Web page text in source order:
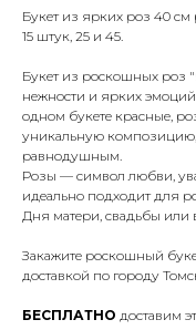
Букет из ярких роз 40 см
15 штук, 25 и 45.
Букет из роскошных роз
нежности и ярких
одном букете красные,
уникальную композицию,
равнодушным.
Розы — символ любви,
идеально подходит для
Дня матери, свадьбы или
Закажите роскошный
доставкой по городу
БЕСПЛАТНО доставим